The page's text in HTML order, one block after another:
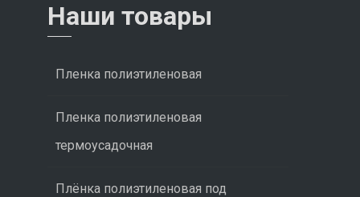
Наши товары
Пленка полиэтиленовая
Пленка полиэтиленовая
термоусадочная
Плёнка полиэтиленовая под